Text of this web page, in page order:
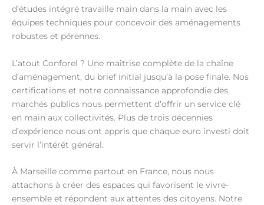
d’études intégré travaille main dans la main avec les
équipes techniques pour concevoir des aménagements
robustes et pérennes.
L’atout Conforel ? Une maîtrise complète de la chaîne
d’aménagement, du brief initial jusqu’à la pose finale. Nos
certifications et notre connaissance approfondie des
marchés publics nous permettent d’offrir un service clé
en main aux collectivités. Plus de trois décennies
d’expérience nous ont appris que chaque euro investi doit
servir l’intérêt général.
À Marseille comme partout en France, nous nous
attachons à créer des espaces qui favorisent le vivre-
ensemble et répondent aux attentes des citoyens. Notre